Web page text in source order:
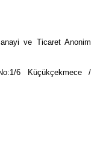
ve Ticaret Anonim
6 Küçükçekmece /